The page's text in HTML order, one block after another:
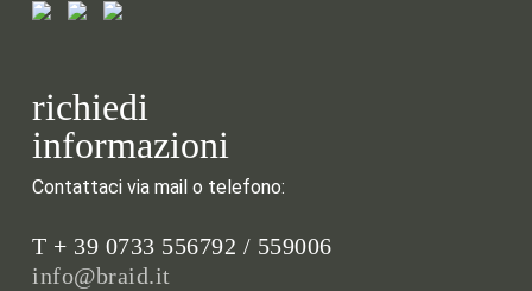
richiedi
informazioni
Contattaci via mail o telefono:
T + 39 0733 556792 / 559006
info@braid.it